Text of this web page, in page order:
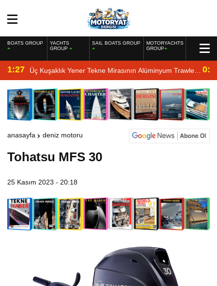
BOATS GROUP
YACHTS
GROUP
SAIL BOATS GROUP
MOTORYACHTS
GROUP
1:27 Üç Kuşaklık Yener Tekne Mirasının Alüminyum Trawler
Yorumu
anasayfa deniz motoru
Tohatsu MFS 30
25 Kasım 2023 - 20:18